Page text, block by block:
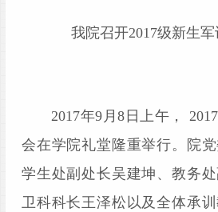
我院召开2017级新生
2017年9 月8 日上午， 2017
会在学院礼堂隆重举行。院
学生处副处长吴建坤 、教务
卫科科长王泽松 以及全体承